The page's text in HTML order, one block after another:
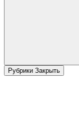
Рубрики Закрыть